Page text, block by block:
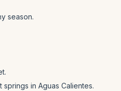
season.
springs in Aguas Calientes.